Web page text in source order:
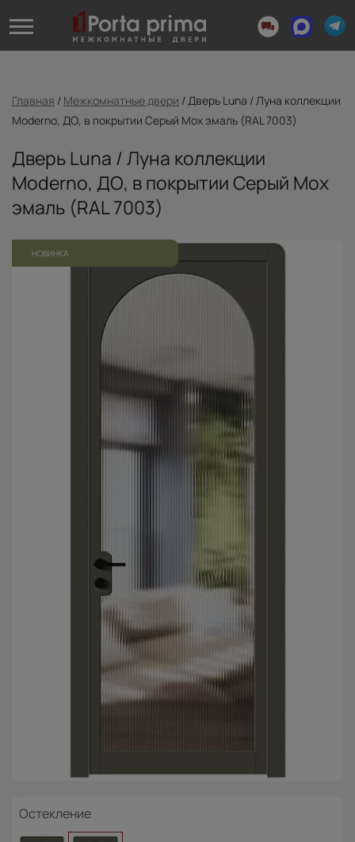
Главная / Межкомнатные двери /Дверь Luna / Луна коллекции
Moderno, ДО, в покрытии Серый Мох эмаль (RAL 7003)
Дверь Luna / Луна коллекции
Moderno, ДО, в покрытии Серый Мох
эмаль (RAL 7003)
НОВИНКА
Остекление